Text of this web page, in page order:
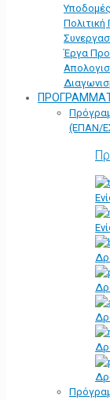
Υποδομές
Πολιτική
Έργα
(ΕΠΑΝ/